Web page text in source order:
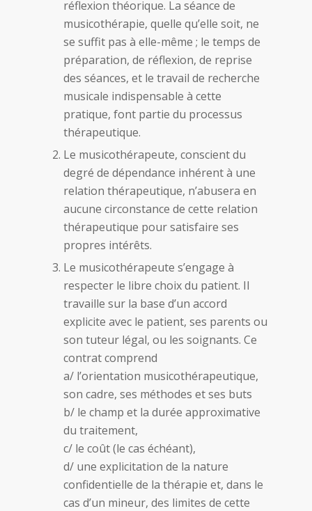
réflexion théorique. La séance de
musicothérapie, quelle qu’elle soit, ne
se suffit pas à elle-même ; le temps de
préparation, de réflexion, de reprise
des séances, et le travail de recherche
musicale indispensable à cette
pratique, font partie du processus
thérapeutique.
Le musicothérapeute, conscient du
degré de dépendance inhérent à une
relation thérapeutique, n’abusera en
aucune circonstance de cette relation
thérapeutique pour satisfaire ses
propres intérêts.
Le musicothérapeute s’engage à
respecter le libre choix du patient. Il
travaille sur la base d’un accord
explicite avec le patient, ses parents ou
son tuteur légal, ou les soignants. Ce
contrat comprend
a/ l’orientation musicothérapeutique,
son cadre, ses méthodes et ses buts
b/ le champ et la durée approximative
du traitement,
c/ le coût (le cas échéant),
d/ une explicitation de la nature
confidentielle de la thérapie et, dans le
cas d’un mineur, des limites de cette